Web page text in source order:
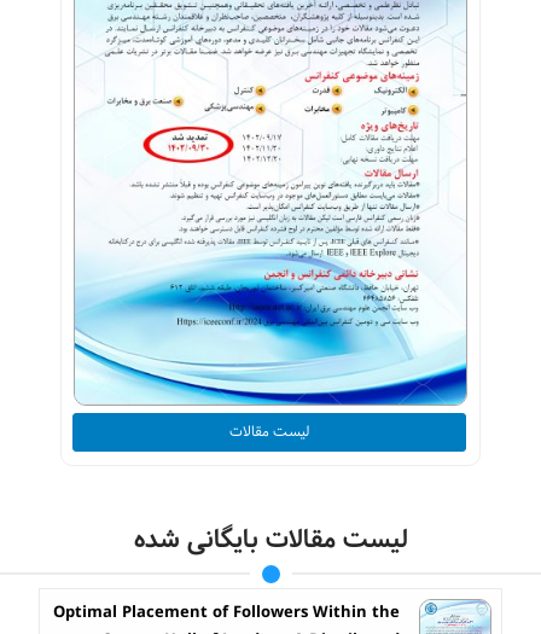
لیست مقالات
لیست مقالات بایگانی شده
Optimal Placement of Followers Within the